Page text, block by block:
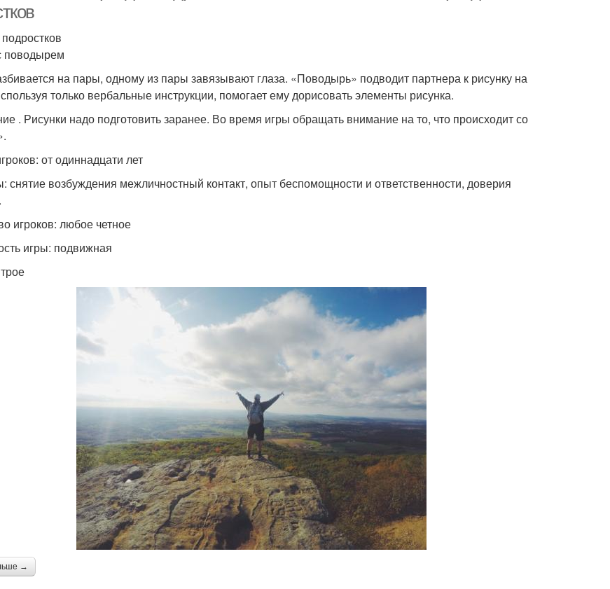
поводырем
на пары, одному из пары завязывают глаза. «Поводырь» подводит партнера к рисунку на
только вербальные инструкции, помогает ему дорисовать элементы рисунка.
. Рисунки надо подготовить заранее. Во время игры обращать внимание на то, что происходит со
от одиннадцати лет
снятие возбуждения межличностный контакт, опыт беспомощности и ответственности, доверия
игроков: любое четное
игры: подвижная
→